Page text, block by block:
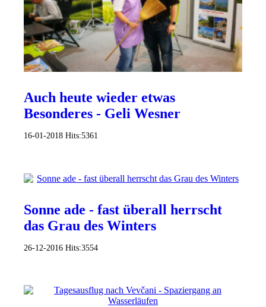
Auch heute wieder etwas
Besonderes - Geli Wesner
16-01-2018 Hits:5361
Sonne ade - fast überall herrscht
das Grau des Winters
26-12-2016 Hits:3554